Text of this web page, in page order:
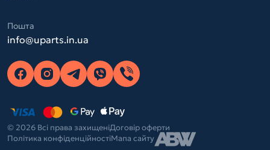
Пошта
info@uparts.in.ua
© 2026 Всі права захищеніДоговір оферти
Політика конфіденційностіМапа сайту